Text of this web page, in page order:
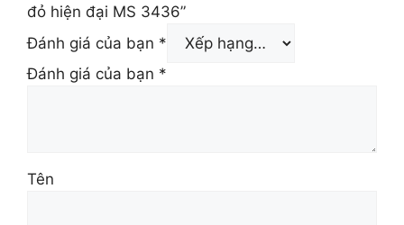
đỏ hiện đại MS 3436”
Đánh giá của bạn *
Đánh giá của bạn *
Tên